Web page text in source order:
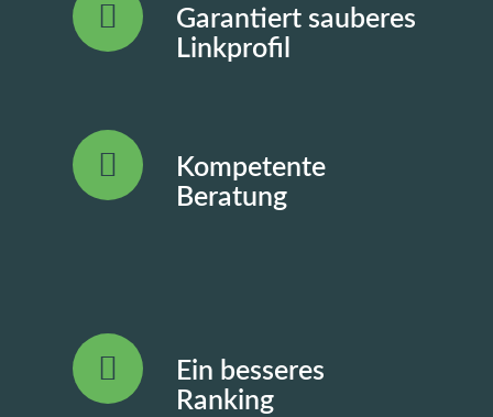
Garantiert sauberes
Linkprofil
Kompetente
Beratung
Ein besseres
Ranking